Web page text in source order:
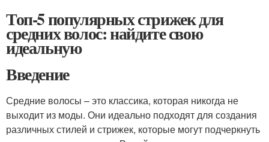
Топ-5 популярных стрижек для
средних волос: найдите свою
идеальную
Введение
Средние волосы – это классика, которая никогда не
выходит из моды. Они идеально подходят для создания
различных стилей и стрижек, которые могут подчеркнуть